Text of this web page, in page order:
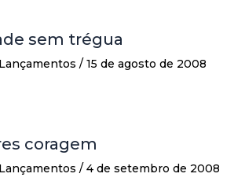
sem trégua
Lançamentos / 15 de agosto de 2008
coragem
Lançamentos / 4 de setembro de 2008